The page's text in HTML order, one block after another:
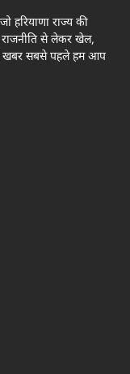
हरियाणा राज्य की
से लेकर खेल,
खबर सबसे पहले हम आप